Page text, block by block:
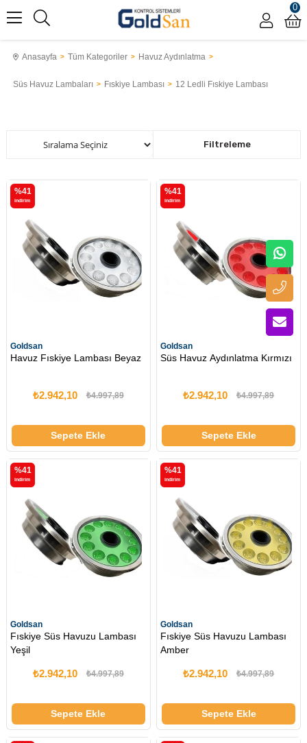
0
Anasayfa Tüm Kategoriler Havuz Aydınlatma
Süs Havuz Lambaları Fıskiye Lambası 12 Ledli Fıskiye Lambası
Filtreleme
Sıralama
Goldsan
Havuz Fıskiye Lambası Beyaz
₺2.942,10 ₺4.997,89
Sepete Ekle
%41
i̇ndirim
Goldsan
Süs Havuz Aydınlatma Kırmızı
₺2.942,10 ₺4.997,89
Sepete Ekle
%41
i̇ndirim
Goldsan
Fıskiye Süs Havuzu Lambası
Yeşil
₺2.942,10 ₺4.997,89
Sepete Ekle
%41
i̇ndirim
Goldsan
Fıskiye Süs Havuzu Lambası
Amber
₺2.942,10 ₺4.997,89
Sepete Ekle
%41
i̇ndirim